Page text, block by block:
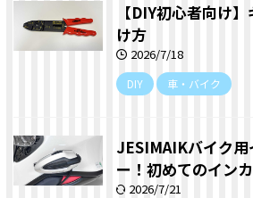
【DIY初心者向け
け方
2026/7/18
DIY 車・バイク
JESIMAIKバイク
ー！初めてのイン
2026/7/21